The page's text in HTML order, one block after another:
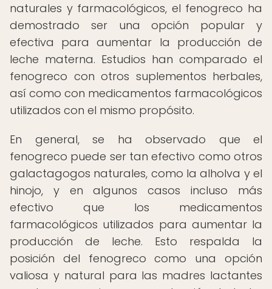
naturales y farmacológicos, el fenogreco ha
demostrado ser una opción popular y
efectiva para aumentar la producción de
leche materna. Estudios han comparado el
fenogreco con otros suplementos herbales,
así como con medicamentos farmacológicos
utilizados con el mismo propósito.
En general, se ha observado que el
fenogreco puede ser tan efectivo como otros
galactagogos naturales, como la alholva y el
hinojo, y en algunos casos incluso más
efectivo que los medicamentos
farmacológicos utilizados para aumentar la
producción de leche. Esto respalda la
posición del fenogreco como una opción
valiosa y natural para las madres lactantes